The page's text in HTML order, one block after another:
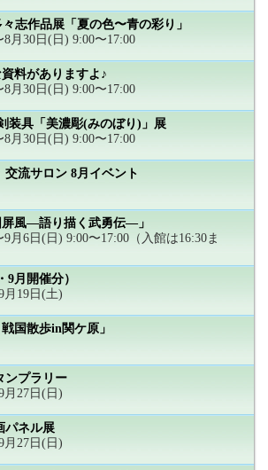
志作品展「夏の色〜青の彩り」
月30日(日) 9:00〜17:00
料がありますよ♪
月30日(日) 9:00〜17:00
装具「美濃彫(みのぼり)」展
月30日(日) 9:00〜17:00
交流サロン 8月イベント
風―語り描く武勇伝―」
月6日(日) 9:00〜17:00（入館は16:30ま
9月開催分）
月19日(土)
国散歩in関ケ原」
ンプラリー
月27日(日)
パネル展
月27日(日)